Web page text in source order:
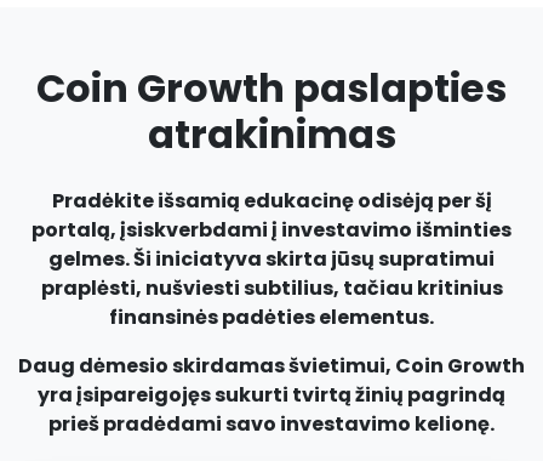
Coin Growth paslapties
atrakinimas
Pradėkite išsamią edukacinę odisėją per šį
portalą, įsiskverbdami į investavimo išminties
gelmes. Ši iniciatyva skirta jūsų supratimui
praplėsti, nušviesti subtilius, tačiau kritinius
finansinės padėties elementus.
Daug dėmesio skirdamas švietimui, Coin Growth
yra įsipareigojęs sukurti tvirtą žinių pagrindą
prieš pradėdami savo investavimo kelionę.